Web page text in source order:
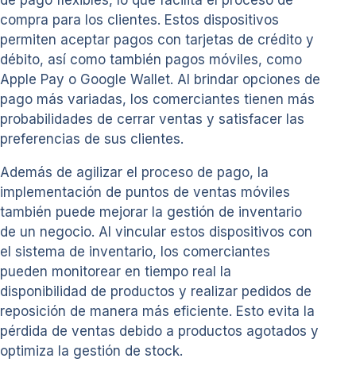
compra para los clientes. Estos dispositivos
permiten aceptar pagos con tarjetas de crédito y
débito, así como también pagos móviles, como
Apple Pay o Google Wallet. Al brindar opciones de
pago más variadas, los comerciantes tienen más
probabilidades de cerrar ventas y satisfacer las
preferencias de sus clientes.
Además de agilizar el proceso de pago, la
implementación de puntos de ventas móviles
también puede mejorar la gestión de inventario
de un negocio. Al vincular estos dispositivos con
el sistema de inventario, los comerciantes
pueden monitorear en tiempo real la
disponibilidad de productos y realizar pedidos de
reposición de manera más eficiente. Esto evita la
pérdida de ventas debido a productos agotados y
optimiza la gestión de stock.